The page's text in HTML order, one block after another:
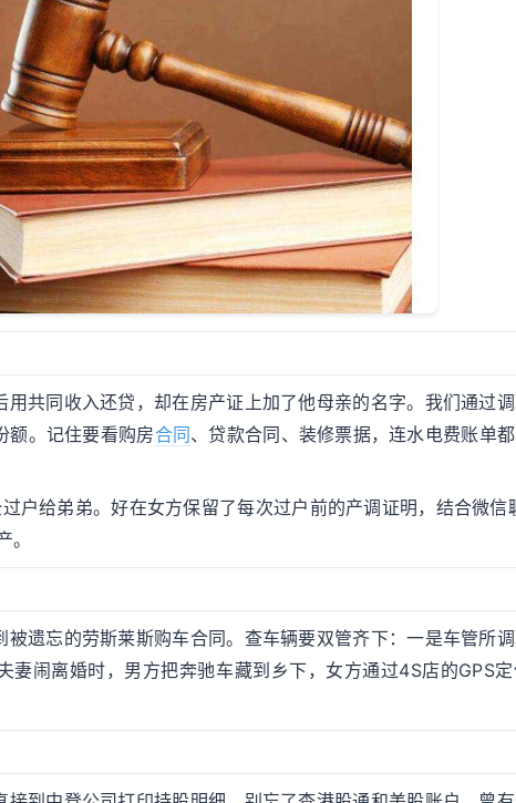
共同收入还贷，却在房产证上加了他母亲的名字。我们通过
额。记住要看购房合同、贷款合同、装修票据，连水电费账单
户给弟弟。好在女方保留了每次过户前的产调证明，结合微信
遗忘的劳斯莱斯购车合同。查车辆要双管齐下：一是车管所
妻闹离婚时，男方把奔驰车藏到乡下，女方通过4S店的GPS